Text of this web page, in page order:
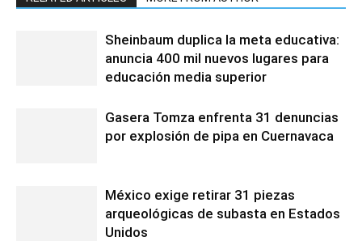
Sheinbaum duplica la meta educativa:
anuncia 400 mil nuevos lugares para
educación media superior
Gasera Tomza enfrenta 31 denuncias
por explosión de pipa en Cuernavaca
México exige retirar 31 piezas
arqueológicas de subasta en Estados
Unidos